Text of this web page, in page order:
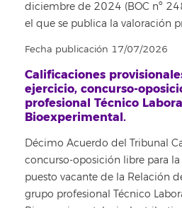
diciembre de 2024 (BOC nº
el que se publica la valoración
Fecha publicación 17/07/2026
Calificaciones
ejercicio, concurso-
profesional Técnico
Bioexperimental.
Décimo Acuerdo del Tribunal
concurso-oposición libre para
puesto vacante de la Relación
grupo profesional Técnico